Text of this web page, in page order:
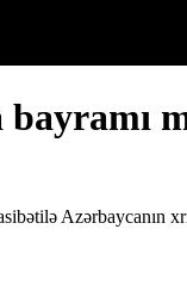
Azərbaycanın